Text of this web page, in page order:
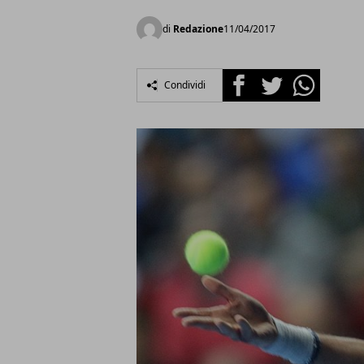
di Redazione11/04/2017
Condividi FacebookTwitterWhatsapp